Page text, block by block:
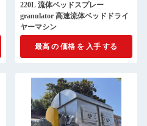
220L 流体ベッドスプレー
granulator 高速流体ベッドドライ
ヤーマシン
最高 の 価格 を 入手 する